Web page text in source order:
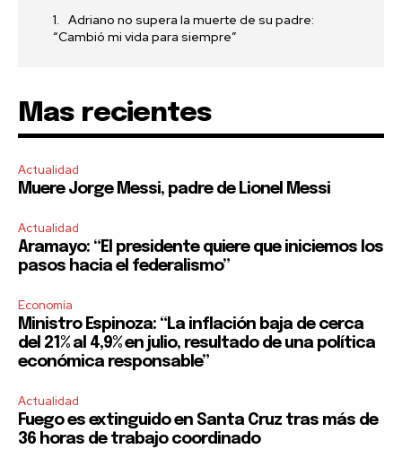
Adriano no supera la muerte de su padre:
“Cambió mi vida para siempre”
Mas recientes
Actualidad
Muere Jorge Messi, padre de Lionel Messi
Actualidad
Aramayo: “El presidente quiere que iniciemos los
pasos hacia el federalismo”
Economía
Ministro Espinoza: “La inflación baja de cerca
del 21% al 4,9% en julio, resultado de una política
económica responsable”
Actualidad
Fuego es extinguido en Santa Cruz tras más de
36 horas de trabajo coordinado